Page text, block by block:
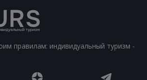
правилам: индивидуальный туризм -